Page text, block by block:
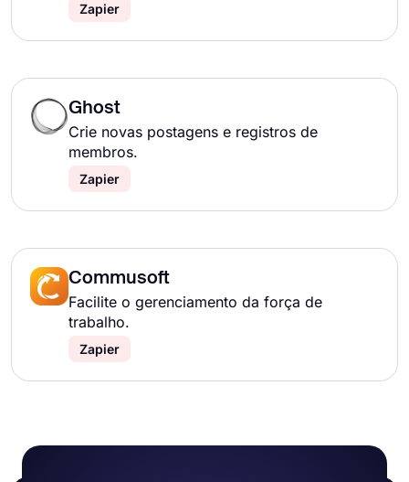
Zapier
Ghost
Crie novas postagens e registros de
membros.
Zapier
Commusoft
Facilite o gerenciamento da força de
trabalho.
Zapier